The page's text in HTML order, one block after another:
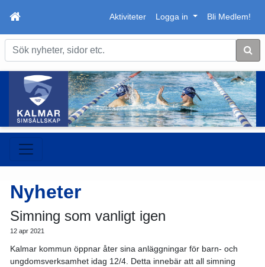
Aktiviteter Logga in Bli Medlem!
Sök
Nyheter
Simning som vanligt igen
12 apr 2021
Kalmar kommun öppnar åter sina anläggningar för barn- och
ungdomsverksamhet idag 12/4. Detta innebär att all simning